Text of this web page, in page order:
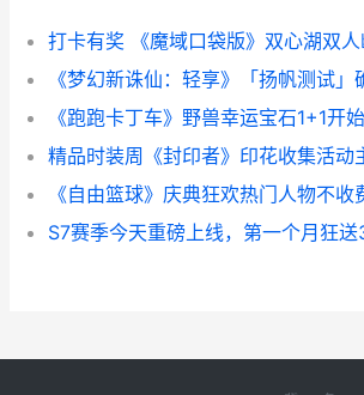
打卡有奖 《魔域口袋版》双心湖双人